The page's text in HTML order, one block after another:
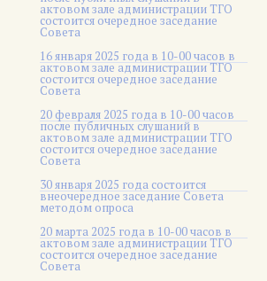
актовом зале администрации ТГО
состоится очередное заседание
Совета
16 января 2025 года в 10-00 часов в
актовом зале администрации ТГО
состоится очередное заседание
Совета
20 февраля 2025 года в 10-00 часов
после публичных слушаний в
актовом зале администрации ТГО
состоится очередное заседание
Совета
30 января 2025 года состоится
внеочередное заседание Совета
методом опроса
20 марта 2025 года в 10-00 часов в
актовом зале администрации ТГО
состоится очередное заседание
Совета